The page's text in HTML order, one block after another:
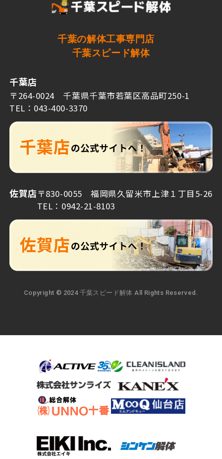
千葉の解体工事専門店
千葉スピード解体
千葉店
〒264-0024 千葉県千葉市若葉区高品町250-1
TEL：043-400-3370
佐賀店〒830-0055 福岡県久留米市上津１丁目5-26
TEL：0942-21-8103
Copyright © 2024 千葉スピード解体 All Rights Reserved.